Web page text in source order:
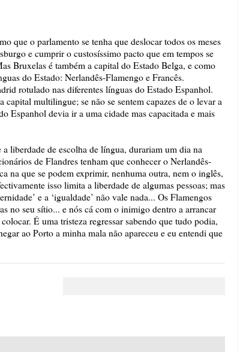
que o parlamento se tenha que deslocar todos os meses
e cumprir o custosíssimo pacto que em tempos se
Bruxelas é também a capital do Estado Belga, e como
do Estado: Nerlandês-Flamengo e Francês.
rotulado nas diferentes línguas do Estado Espanhol.
capital multilingue; se não se sentem capazes de o levar a
Espanhol devia ir a uma cidade mas capacitada e mais
a liberdade de escolha de língua, durariam um dia na
de Flandres tenham que conhecer o Nerlandês-
na que se podem exprimir, nenhuma outra, nem o inglês,
isso limita a liberdade de algumas pessoas; mas
e a ‘igualdade’ não vale nada... Os Flamengos
no seu sítio... e nós cá com o inimigo dentro a arrancar
É uma tristeza regressar sabendo que tudo podia,
ao Porto a minha mala não apareceu e eu entendi que